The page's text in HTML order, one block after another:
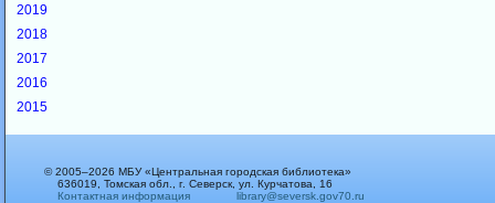
2019
2018
2017
2016
2015
© 2005–2026 МБУ «Центральная городская библиотека»
636019, Томская обл., г. Северск, ул. Курчатова, 16
Контактная информация
library@seversk.gov70.ru